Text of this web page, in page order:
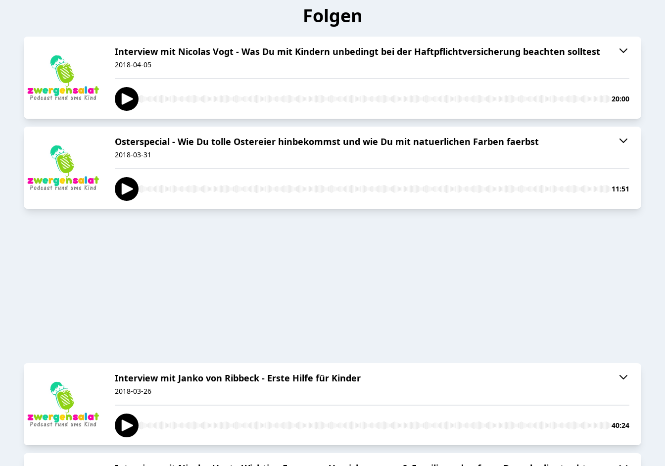
Folgen
Interview mit Nicolas Vogt - Was Du mit Kindern unbedingt bei der Haftpflichtversicherung beachten solltest
2018-04-05
20:00
Osterspecial - Wie Du tolle Ostereier hinbekommst und wie Du mit natuerlichen Farben faerbst
2018-03-31
11:51
Interview mit Janko von Ribbeck - Erste Hilfe für Kinder
2018-03-26
40:24